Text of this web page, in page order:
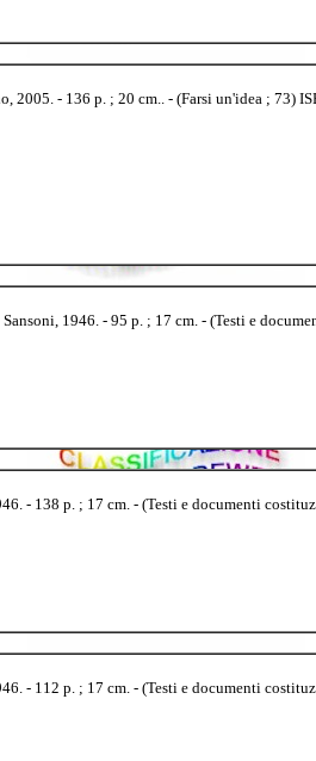
- 136 p. ; 20 cm.. - (Farsi un'idea ; 73)
1946. - 95 p. ; 17 cm. - (Testi e
- 138 p. ; 17 cm. - (Testi e documenti
- 112 p. ; 17 cm. - (Testi e documenti